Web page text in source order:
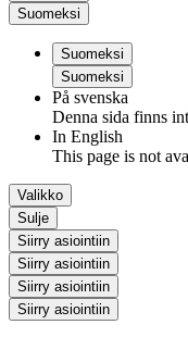
Suomeksi
Suomeksi
Suomeksi
På svenska
Denna sida finns
In English
This page is not
Valikko
Sulje
Siirry asiointiin
Siirry asiointiin
Siirry asiointiin
Siirry asiointiin